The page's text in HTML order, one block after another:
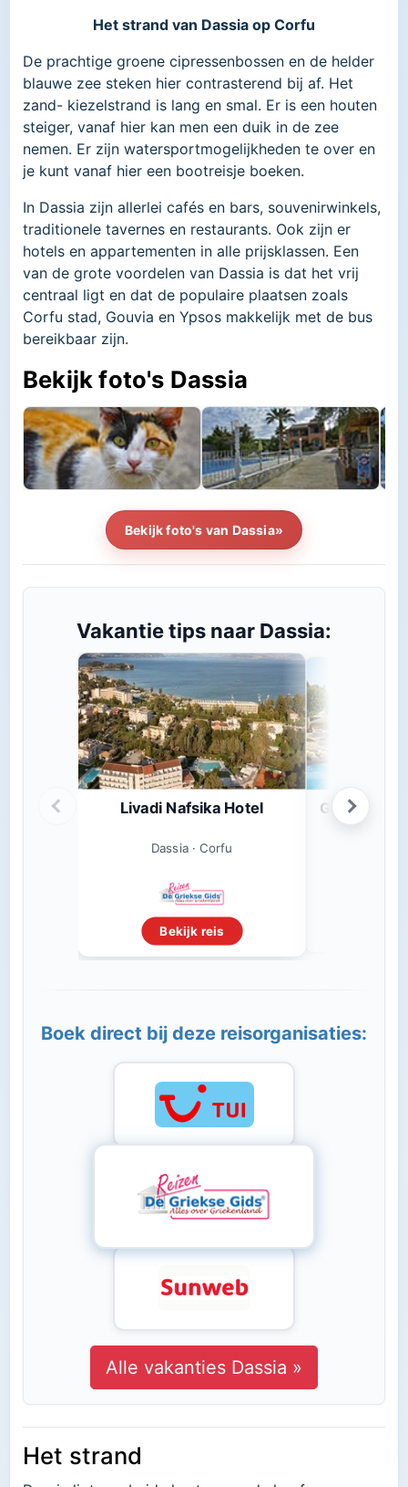
Het strand van Dassia op Corfu
De prachtige groene cipressenbossen en de helder
blauwe zee steken hier contrasterend bij af. Het
zand- kiezelstrand is lang en smal. Er is een houten
steiger, vanaf hier kan men een duik in de zee
nemen. Er zijn watersportmogelijkheden te over en
je kunt vanaf hier een bootreisje boeken.
In Dassia zijn allerlei cafés en bars, souvenirwinkels,
traditionele tavernes en restaurants. Ook zijn er
hotels en appartementen in alle prijsklassen. Een
van de grote voordelen van Dassia is dat het vrij
centraal ligt en dat de populaire plaatsen zoals
Corfu stad, Gouvia en Ypsos makkelijk met de bus
bereikbaar zijn.
Bekijk foto's Dassia
Bekijk foto's van Dassia»
Vakantie tips naar Dassia:
Livadi Nafsika Hotel
Dassia · Corfu
Bekijk reis
Grecotel
Boek direct bij deze reisorganisaties:
Alle vakanties Dassia »
Het strand